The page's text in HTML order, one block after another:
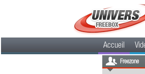
Accueil
Freezone